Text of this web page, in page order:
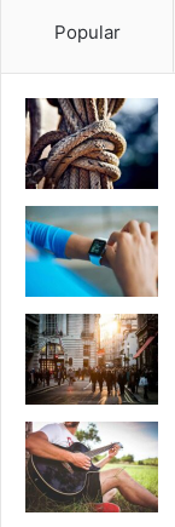
Popular